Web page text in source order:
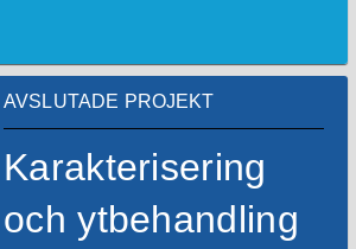
AVSLUTADE PROJEKT
Karakterisering
och ytbehandling